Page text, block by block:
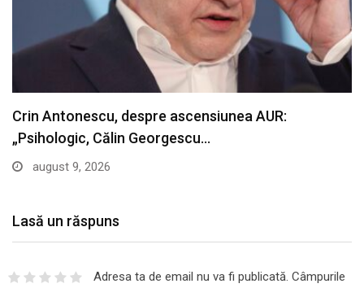
Lasă un răspuns
Adresa ta de email nu va fi publicată. Câmpurile